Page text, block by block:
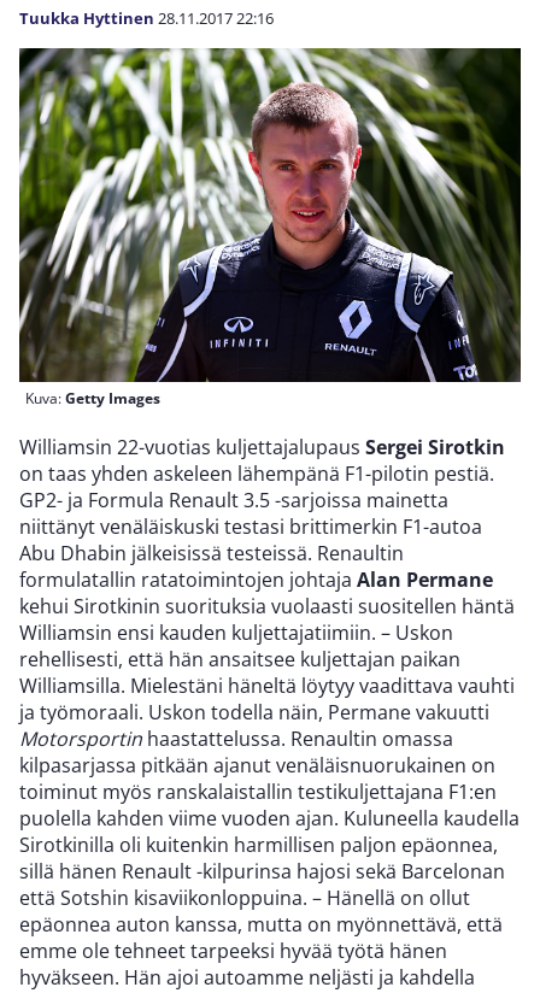
Tuukka Hyttinen 28.11.201722:16
Kuva:Getty Images
Williamsin 22-vuotias kuljettajalupaus Sergei Sirotkin
on taas yhden askeleen lähempänä F1-pilotin pestiä.
GP2- ja Formula Renault 3.5 -sarjoissa mainetta
niittänyt venäläiskuski testasi brittimerkin F1-autoa
Abu Dhabin jälkeisissä testeissä. Renaultin
formulatallin ratatoimintojen johtaja Alan Permane
kehui Sirotkinin suorituksia vuolaasti suositellen häntä
Williamsin ensi kauden kuljettajatiimiin. – Uskon
rehellisesti, että hän ansaitsee kuljettajan paikan
Williamsilla. Mielestäni häneltä löytyy vaadittava vauhti
ja työmoraali. Uskon todella näin, Permane vakuutti
Motorsportin haastattelussa. Renaultin omassa
kilpasarjassa pitkään ajanut venäläisnuorukainen on
toiminut myös ranskalaistallin testikuljettajana F1:en
puolella kahden viime vuoden ajan. Kuluneella kaudella
Sirotkinilla oli kuitenkin harmillisen paljon epäonnea,
sillä hänen Renault -kilpurinsa hajosi sekä Barcelonan
että Sotshin kisaviikonloppuina. – Hänellä on ollut
epäonnea auton kanssa, mutta on myönnettävä, että
emme ole tehneet tarpeeksi hyvää työtä hänen
hyväkseen. Hän ajoi autoamme neljästi ja kahdella